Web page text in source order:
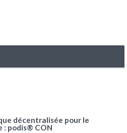
décentralisée pour le
: podis® CON